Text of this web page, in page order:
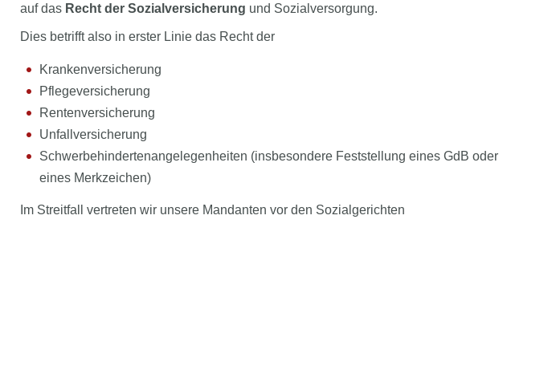
auf das Recht der Sozialversicherung und Sozialversorgung.
Dies betrifft also in erster Linie das Recht der
Krankenversicherung
Pflegeversicherung
Rentenversicherung
Unfallversicherung
Schwerbehindertenangelegenheiten (insbesondere Feststellung eines GdB oder
eines Merkzeichen)
Im Streitfall vertreten wir unsere Mandanten vor den Sozialgerichten